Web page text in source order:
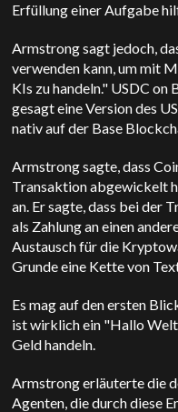
Erfüllung einer Aufgabe
Armstrong sagt jedoch,
verwenden kann, um mit
KIs zu handeln." USDC on
gesagt eine Version des
nativ auf der Base
Armstrong sagte, dass
Transaktion abgewickelt
an. Er sagte, dass bei der
als Zahlung an einen
Austausch für die
Grunde eine Kette von
Es mag auf den ersten
ist wirklich ein "Hallo
Geld handeln.
Armstrong erläuterte die
Agenten, die durch diese